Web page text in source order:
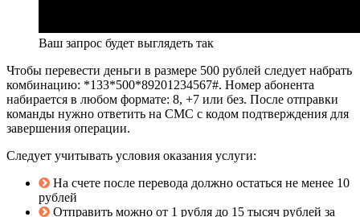
Ваш запрос будет выглядеть так
Чтобы перевести деньги в размере 500 рублей следует набрать
комбинацию: *133*500*89201234567#. Номер абонента
набирается в любом формате: 8, +7 или без. После отправки
команды нужно ответить на СМС с кодом подтверждения для
завершения операции.
Следует учитывать условия оказания услуги:
На счете после перевода должно остаться не менее 10
рублей
Отправить можно от 1 рубля до 15 тысяч рублей за